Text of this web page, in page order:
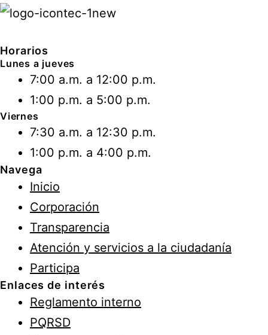
Horarios
Lunes a jueves
7:00 a.m. a 12:00 p.m.
1:00 p.m. a 5:00 p.m.
Viernes
7:30 a.m. a 12:30 p.m.
1:00 p.m. a 4:00 p.m.
Navega
Inicio
Corporación
Transparencia
Atención y servicios a la ciudadanía
Participa
Enlaces de interés
Reglamento interno
PQRSD